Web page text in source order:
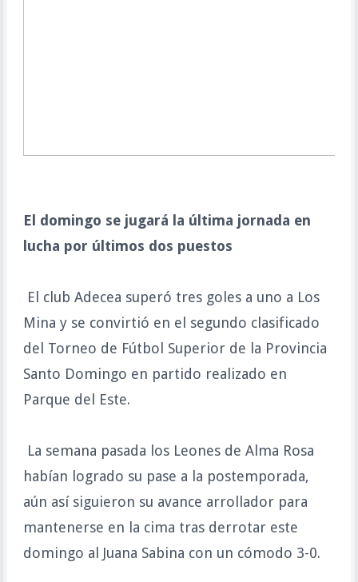
El domingo se jugará la última jornada en
lucha por últimos dos puestos
El club Adecea superó tres goles a uno a Los
Mina y se convirtió en el segundo clasificado
del Torneo de Fútbol Superior de la Provincia
Santo Domingo en partido realizado en
Parque del Este.
La semana pasada los Leones de Alma Rosa
habían logrado su pase a la postemporada,
aún así siguieron su avance arrollador para
mantenerse en la cima tras derrotar este
domingo al Juana Sabina con un cómodo 3-0.